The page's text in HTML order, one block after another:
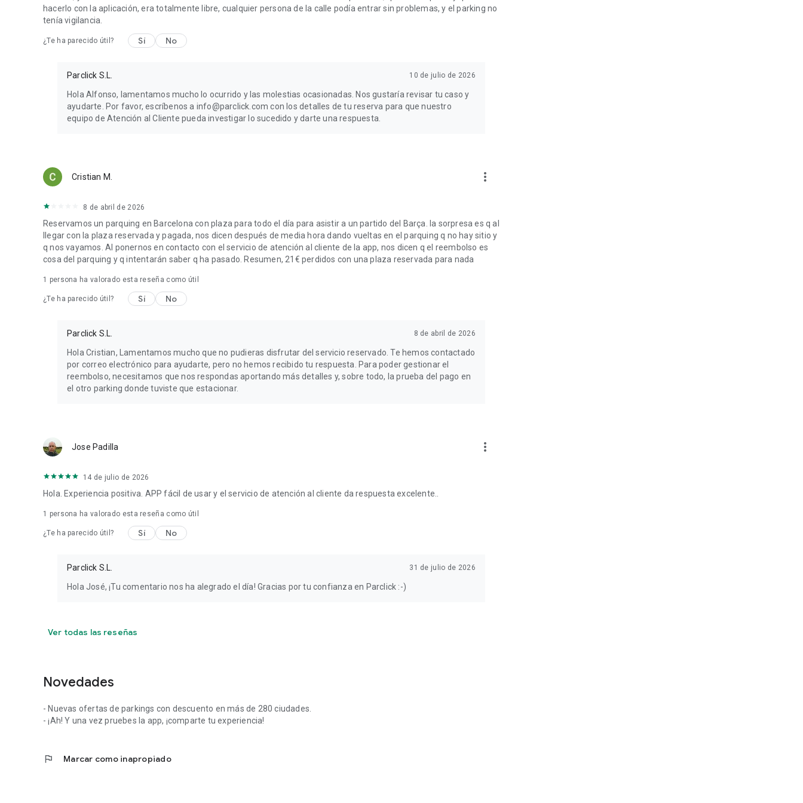
hacerlo con la aplicación, era totalmente libre, cualquier persona de la calle podía entrar sin problemas, y el parking no
tenía vigilancia.
¿Te ha parecido útil? Sí No
Parclick S.L. 10 de julio de 2026
Hola Alfonso, lamentamos mucho lo ocurrido y las molestias ocasionadas. Nos gustaría revisar tu caso y
ayudarte. Por favor, escríbenos a info@parclick.com con los detalles de tu reserva para que nuestro
equipo de Atención al Cliente pueda investigar lo sucedido y darte una respuesta.
Cristian M. more_vert
8 de abril de 2026
Reservamos un parquing en Barcelona con plaza para todo el día para asistir a un partido del Barça. la sorpresa es q al
llegar con la plaza reservada y pagada, nos dicen después de media hora dando vueltas en el parquing q no hay sitio y
q nos vayamos. Al ponernos en contacto con el servicio de atención al cliente de la app, nos dicen q el reembolso es
cosa del parquing y q intentarán saber q ha pasado. Resumen, 21€ perdidos con una plaza reservada para nada
1 persona ha valorado esta reseña como útil
¿Te ha parecido útil? Sí No
Parclick S.L. 8 de abril de 2026
Hola Cristian, Lamentamos mucho que no pudieras disfrutar del servicio reservado. Te hemos contactado
por correo electrónico para ayudarte, pero no hemos recibido tu respuesta. Para poder gestionar el
reembolso, necesitamos que nos respondas aportando más detalles y, sobre todo, la prueba del pago en
el otro parking donde tuviste que estacionar.
Jose Padilla more_vert
14 de julio de 2026
Hola. Experiencia positiva. APP fácil de usar y el servicio de atención al cliente da respuesta excelente..
1 persona ha valorado esta reseña como útil
¿Te ha parecido útil? Sí No
Parclick S.L. 31 de julio de 2026
Hola José, ¡Tu comentario nos ha alegrado el día! Gracias por tu confianza en Parclick :-)
Ver todas las reseñas
Novedades
- Nuevas ofertas de parkings con descuento en más de 280 ciudades.
- ¡Ah! Y una vez pruebes la app, ¡comparte tu experiencia!
flag Marcar como inapropiado